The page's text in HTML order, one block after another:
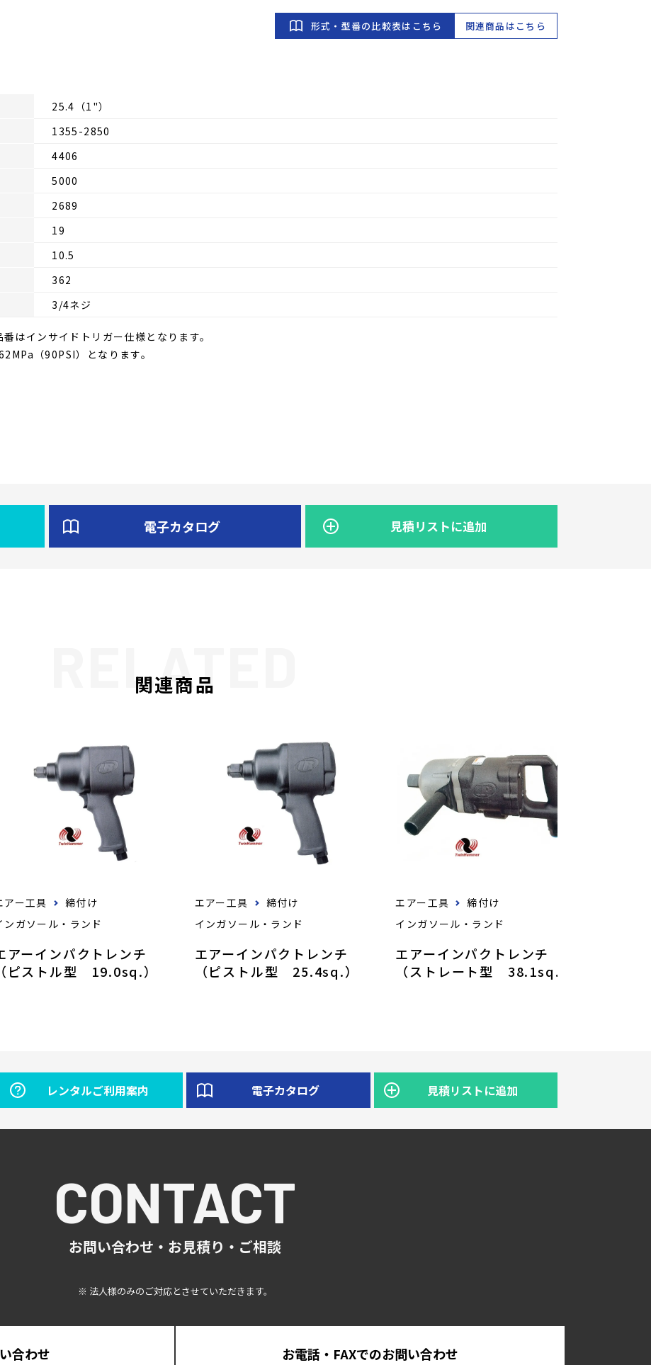
形式・型番の比較表はこちら 関連商品はこちら
25.4（1"）
1355-2850
4406
5000
2689
19
10.5
362
3/4ネジ
はインサイドトリガー仕様となります。
（90PSI）となります。
電子カタログ 見積リストに追加
関連商品
アー工具
締付け
ンガソール・ランド
アーインパクトレンチ
（ピストル型 19.0sq.）
エアー工具
締付け
インガソール・ランド
エアーインパクトレンチ
（ピストル型 25.4sq.）
エアー工具
締付け
インガソール・ランド
エアーインパクトレンチ
（ストレート型 38.1sq.）
レンタルご利用案内 電子カタログ 見積リストに追加
CONTACT
お問い合わせ・お見積り・ご相談
※ 法人様のみのご対応とさせていただきます。
合わせ お電話・FAXでのお問い合わせ